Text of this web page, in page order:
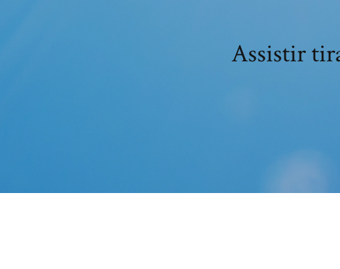
Assistir